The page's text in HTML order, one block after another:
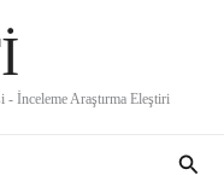
İnceleme Araştırma Eleştiri